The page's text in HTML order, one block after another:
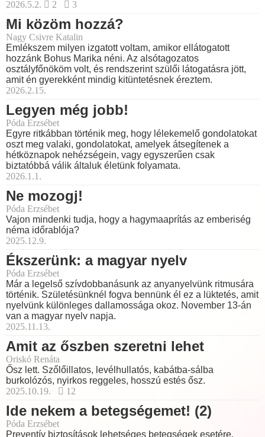
2026.5.2.
2 3
Mi közöm hozzá?
Nagy Csivre Katalin
Emlékszem milyen izgatott voltam, amikor ellátogatott
hozzánk Bohus Marika néni. Az alsótagozatos
osztályfőnököm volt, és rendszerint szülői látogatásra jött,
amit én gyerekként mindig kitüntetésnek éreztem.
2026.2.15.
Legyen még jobb!
Póda Erzsébet
Egyre ritkábban történik meg, hogy lélekemelő gondolatokat
oszt meg valaki, gondolatokat, amelyek átsegítenek a
hétköznapok nehézségein, vagy egyszerűen csak
biztatóbbá válik általuk életünk folyamata.
2026.1.1.
Ne mozogj!
Póda Erzsébet
Vajon mindenki tudja, hogy a hagymaaprítás az emberiség
néma időrablója?
2025.12.9.
Ékszerünk: a magyar nyelv
Póda Erzsébet
Már a legelső szívdobbanásunk az anyanyelvünk ritmusára
történik. Születésünknél fogva bennünk él ez a lüktetés, amit
nyelvünk különleges dallamossága okoz. November 13-án
van a magyar nyelv napja.
2025.11.13.
Amit az őszben szeretni lehet
Oriskó Renáta
Ősz lett. Szőlőillatos, levélhullatós, kabátba-sálba
burkolózós, nyirkos reggeles, hosszú estés ősz.
2025.10.19.
12
Ide nekem a betegségemet! (2)
Póda Erzsébet
Preventív biztosítások lehetséges betegségek esetére,